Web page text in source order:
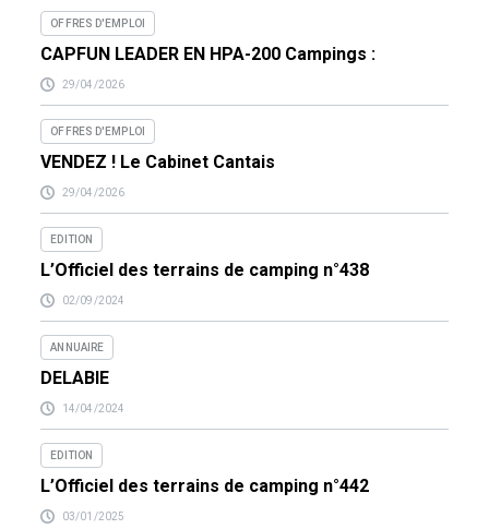
OFFRES D'EMPLOI
CAPFUN LEADER EN HPA-200 Campings :
29/04/2026
OFFRES D'EMPLOI
VENDEZ ! Le Cabinet Cantais
29/04/2026
EDITION
L’Officiel des terrains de camping n°438
02/09/2024
ANNUAIRE
DELABIE
14/04/2024
EDITION
L’Officiel des terrains de camping n°442
03/01/2025